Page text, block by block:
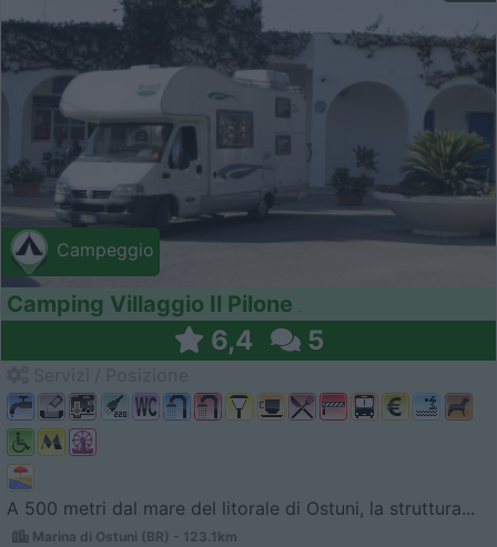
Campeggio
Camping Villaggio Il Pilone
6,4 5
A 500 metri dal mare del litorale di Ostuni, la struttura...
Marina di Ostuni (BR) - 123.1km